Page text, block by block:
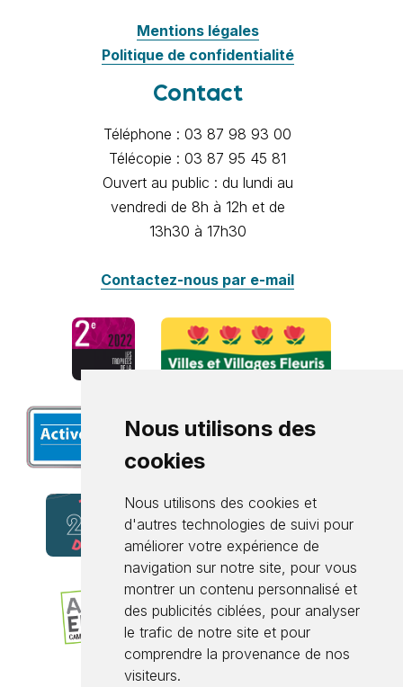
Nous utilisons des
cookies
Nous utilisons des cookies et
d'autres technologies de suivi pour
améliorer votre expérience de
navigation sur notre site, pour vous
montrer un contenu personnalisé et
des publicités ciblées, pour analyser
le trafic de notre site et pour
comprendre la provenance de nos
visiteurs.
Mentions légales
Politique de confidentialité
Contact
Téléphone : 03 87 98 93 00
Télécopie : 03 87 95 45 81
Ouvert au public : du lundi au
vendredi de 8h à 12h et de
13h30 à 17h30
Contactez-nous par e-mail